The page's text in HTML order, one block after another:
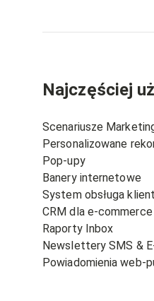
Najczęściej
Scenariusze
Personalizowane
Pop-upy
Banery internetowe
System obsługa
CRM dla e-commerce
Raporty Inbox
Newslettery SMS &
Powiadomienia web-